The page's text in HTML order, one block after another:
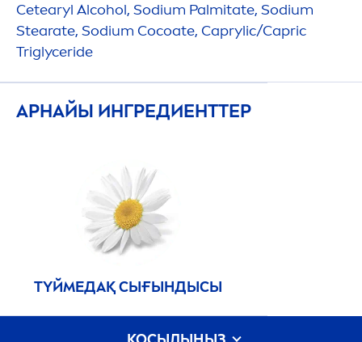
Cetearyl Alcohol, Sodium Palmitate, Sodium
Stearate, Sodium Cocoate, Caprylic/Capric
Triglyceride
АРНАЙЫ ИНГРЕДИЕНТТЕР
ТҮЙМЕДАҚ СЫҒЫНДЫСЫ